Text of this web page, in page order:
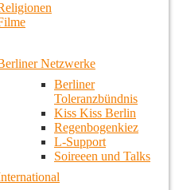
Netzwerke
Berliner
Toleranzbündnis
Kiss Kiss Berlin
Regenbogenkiez
L-Support
Soireeen und Talks